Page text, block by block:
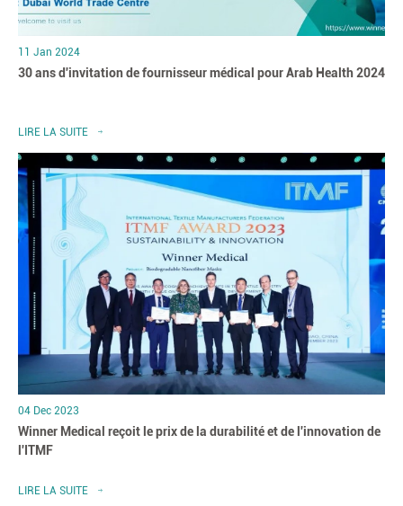
11 Jan 2024
30 ans d'invitation de fournisseur médical pour Arab Health 2024
LIRE LA SUITE
04 Dec 2023
Winner Medical reçoit le prix de la durabilité et de l'innovation de
l'ITMF
LIRE LA SUITE